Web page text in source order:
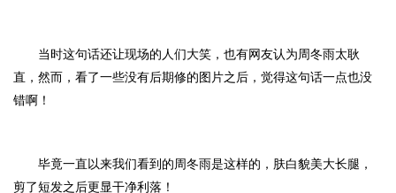
当时这句话还让现场的人们大笑，也有网友认为周冬雨太耿
直，然而，看了一些没有后期修的图片之后，觉得这句话一点也没
错啊！
毕竟一直以来我们看到的周冬雨是这样的，肤白貌美大长腿，
剪了短发之后更显干净利落！